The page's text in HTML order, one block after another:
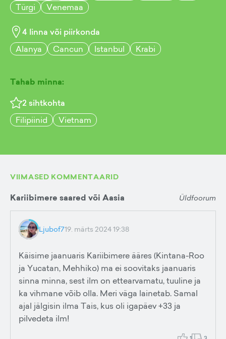
Türgi
Venemaa
4 linna või piirkonda
Alanya
Cancun Istanbul Krabi
Tahab minna:
2 sihtkohta
Filipiinid
Vietnam
VIIMASED KOMMENTAARID
Kariibimere saared või Aasia Üldfoorum
Ljubof719. märts 2024 19:38
Käisime jaanuaris Kariibimere ääres (Kintana-Roo
ja Yucatan, Mehhiko) ma ei soovitaks jaanuaris
sinna minna, sest ilm on ettearvamatu, tuuline ja
ka vihmane võib olla. Meri väga lainetab. Samal
ajal jälgisin ilma Tais, kus oli igapäev +33 ja
pilvedeta ilm!